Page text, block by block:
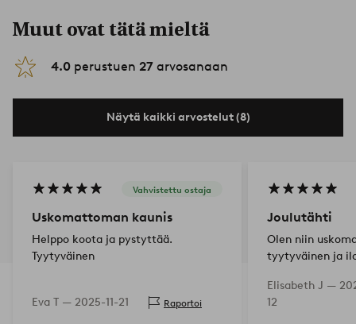
Muut ovat tätä mieltä
4.0 perustuen 27 arvosanaan
Näytä kaikki arvostelut (8)
Vahvistettu ostaja
Uskomattoman kaunis
Helppo koota ja pystyttää.
Tyytyväinen
Eva T — 2025-11-21 Raportoi
Joulutähti
Olen niin
tyytyväinen ja
Kiitos!
Elisabeth J —
12